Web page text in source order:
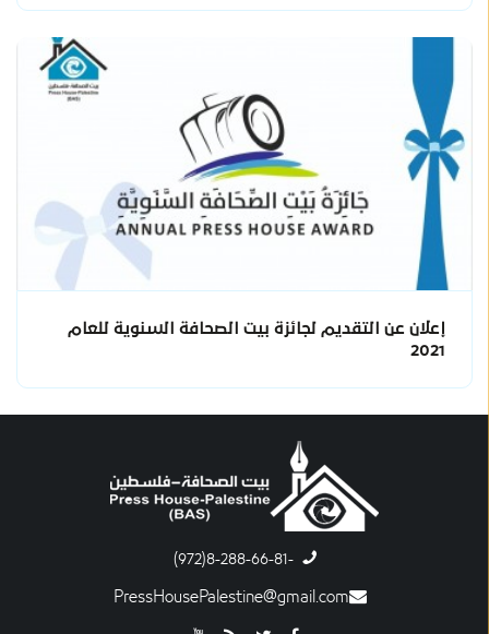
إعلان عن التقديم لجائزة بيت الصحافة السنوية للعام
2021
-8-288-66-81(972)
PressHousePalestine@gmail.com